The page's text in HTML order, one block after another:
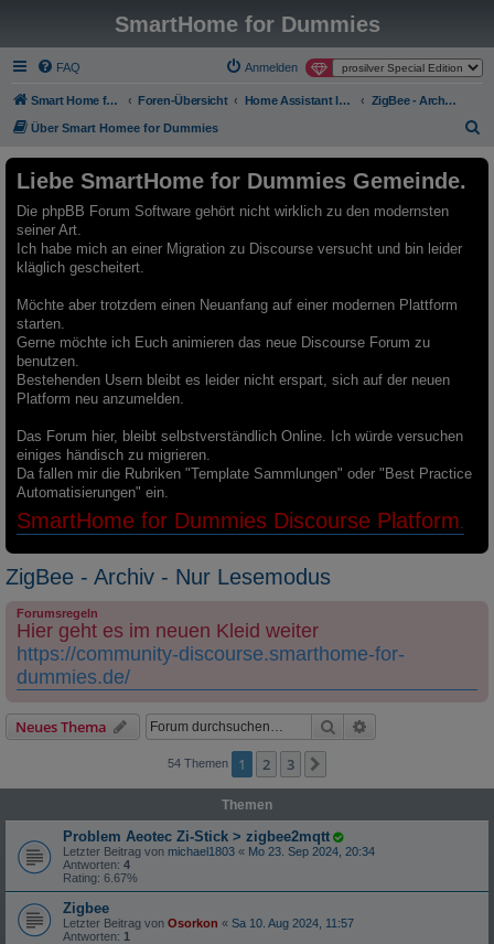
SmartHome for Dummies
FAQ Anmelden
Smart Home for Dummies Foren-Übersicht Home Assistant Integrationen - Archiv - Nur Lesemodus ZigBee - Archiv - Nur Lesemodus
Über Smart Homee for Dummies
Liebe SmartHome for Dummies Gemeinde.
Die phpBB Forum Software gehört nicht wirklich zu den modernsten
seiner Art.
Ich habe mich an einer Migration zu Discourse versucht und bin leider
kläglich gescheitert.
Möchte aber trotzdem einen Neuanfang auf einer modernen Plattform
starten.
Gerne möchte ich Euch animieren das neue Discourse Forum zu
benutzen.
Bestehenden Usern bleibt es leider nicht erspart, sich auf der neuen
Platform neu anzumelden.
Das Forum hier, bleibt selbstverständlich Online. Ich würde versuchen
einiges händisch zu migrieren.
Da fallen mir die Rubriken "Template Sammlungen" oder "Best Practice
Automatisierungen" ein.
SmartHome for Dummies Discourse Platform.
ZigBee - Archiv - Nur Lesemodus
Forumsregeln
Hier geht es im neuen Kleid weiter
https://community-discourse.smarthome-for-
dummies.de/
Neues Thema Suche
54 Themen 1 2 3
Themen
Problem Aeotec Zi-Stick > zigbee2mqtt
Letzter Beitrag von michael1803 « Mo 23. Sep 2024, 20:34
Antworten: 4
Rating: 6.67%
Zigbee
Letzter Beitrag von Osorkon « Sa 10. Aug 2024, 11:57
Antworten: 1